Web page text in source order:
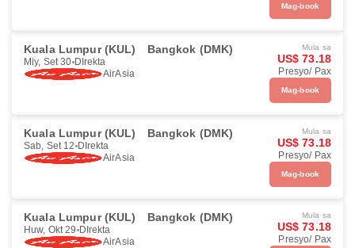
Mag-book
Kuala Lumpur (KUL) Bangkok (DMK)
Miy, Set 30 DIrekta
AirAsia
Mula sa
US$ 73.18
Presyo/ Pax
Mag-book
Kuala Lumpur (KUL) Bangkok (DMK)
Sab, Set 12 DIrekta
AirAsia
Mula sa
US$ 73.18
Presyo/ Pax
Mag-book
Kuala Lumpur (KUL) Bangkok (DMK)
Huw, Okt 29 DIrekta
AirAsia
Mula sa
US$ 73.18
Presyo/ Pax